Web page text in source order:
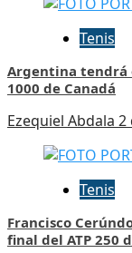
Tenis
Argentina tendrá
1000 de Canadá
Ezequiel Abdala 2
Tenis
Francisco
final del ATP 250